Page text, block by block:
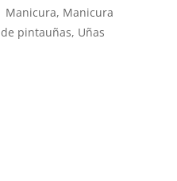
Manicura, Manicura
pintauñas, Uñas